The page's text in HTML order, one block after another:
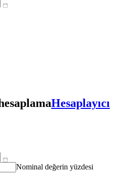
Hesaplayıcı
Nominal değerin yüzdesi